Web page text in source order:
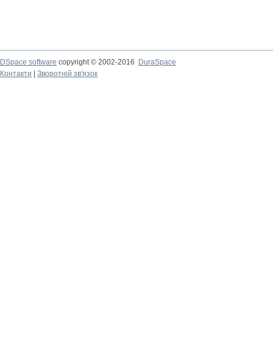
DSpace software copyright © 2002-2016
DuraSpace
Контакти
Зворотній зв'язок